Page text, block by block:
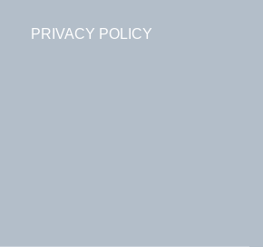
PRIVACY POLICY